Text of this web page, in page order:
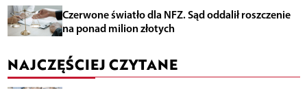
Czerwone światło dla NFZ. Sąd oddalił roszczenie
na ponad milion złotych
NAJCZĘŚCIEJ CZYTANE